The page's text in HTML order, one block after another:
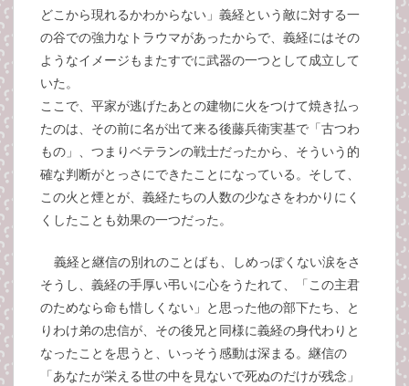
どこから現れるかわからない」義経という敵に対する一
の谷での強力なトラウマがあったからで、義経にはその
ようなイメージもまたすでに武器の一つとして成立して
いた。
ここで、平家が逃げたあとの建物に火をつけて焼き払っ
たのは、その前に名が出て来る後藤兵衛実基で「古つわ
もの」、つまりベテランの戦士だったから、そういう的
確な判断がとっさにできたことになっている。そして、
この火と煙とが、義経たちの人数の少なさをわかりにく
くしたことも効果の一つだった。
義経と継信の別れのことばも、しめっぽくない涙をさ
そうし、義経の手厚い弔いに心をうたれて、「この主君
のためなら命も惜しくない」と思った他の部下たち、と
りわけ弟の忠信が、その後兄と同様に義経の身代わりと
なったことを思うと、いっそう感動は深まる。継信の
「あなたが栄える世の中を見ないで死ぬのだけが残念」